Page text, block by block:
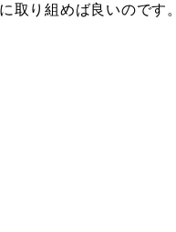
り組めば良いのです。